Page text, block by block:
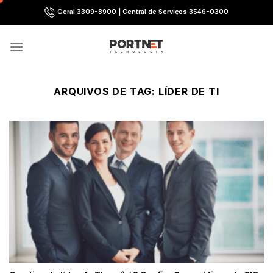
Skip
to
Geral 3309-8900 | Central de Serviços 3546-0300
ARQUIVOS DE TAG: LÍDER DE TI